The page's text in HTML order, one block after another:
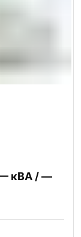
— кВА / —